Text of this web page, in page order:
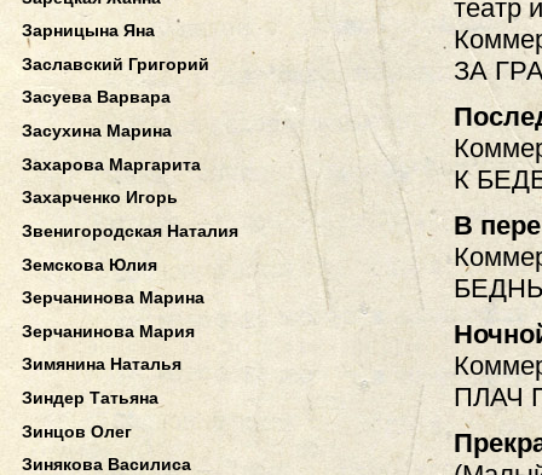
театр
ЗА
К
В
ПЛАЧ
Зарницына Яна
Заславский Григорий
Засуева Варвара
Засухина Марина
Захарова Маргарита
Захарченко Игорь
Звенигородская Наталия
Земскова Юлия
Зерчанинова Марина
Зерчанинова Мария
Зимянина Наталья
Зиндер Татьяна
Зинцов Олег
Зинякова Василиса